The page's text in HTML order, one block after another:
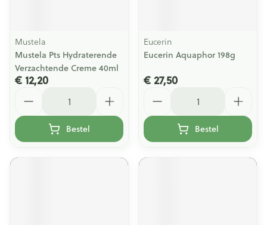
Mustela
Mustela Pts Hydraterende
Verzachtende Creme 40ml
€ 12,20
Bestel
Eucerin
Eucerin Aquaphor 198g
€ 27,50
Bestel